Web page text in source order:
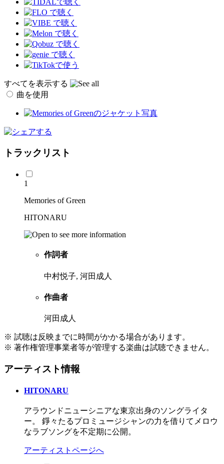
すべてを表示する
曲を使用
トラックリスト
1
Memories of Green
HITONARU
作詞者
中村悦子, 河田成人
作曲者
河田成人
※ 試聴は反映までに時間がかかる場合があります。
※ 著作権管理事業者等が管理する楽曲は試聴できません。
アーティスト情報
HITONARU
アラウンドニューシニアな東京出身のソングライタ
ー。 錚々たるプロミュージシャンの力を借りてメロウ
なラブソングを不定期に公開。
アーティストページへ